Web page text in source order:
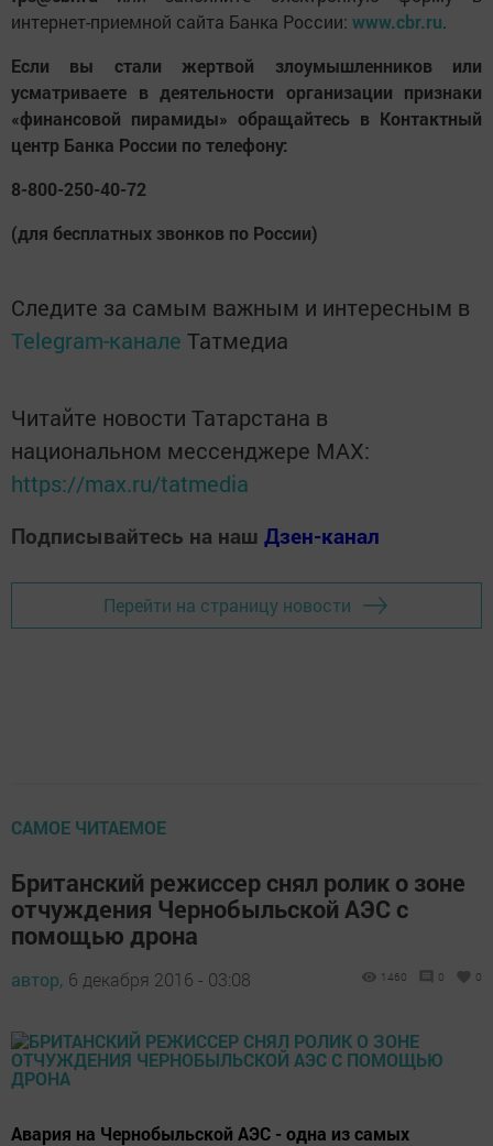
интернет-приемной сайта Банка России: www.cbr.ru.
Если вы стали жертвой злоумышленников или
усматриваете в деятельности организации признаки
«финансовой пирамиды» обращайтесь в Контактный
центр Банка России по телефону:
8-800-250-40-72
(для бесплатных звонков по России)
Следите за самым важным и интересным в
Telegram-канале Татмедиа
Читайте новости Татарстана в
национальном мессенджере MАХ:
https://max.ru/tatmedia
Подписывайтесь на наш Дзен-канал
Перейти на страницу новости
САМОЕ ЧИТАЕМОЕ
Британский режиссер снял ролик о зоне
отчуждения Чернобыльской АЭС с
помощью дрона
автор, 6 декабря 2016 - 03:08 1460 0 0
Авария на Чернобыльской АЭС - одна из самых